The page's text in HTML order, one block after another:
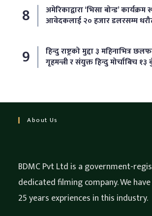
अमेरिकाद्वारा ‘भिसा बोन्ड’ कार्यक्रम
आवेदकलाई २० हजार डलरसम्म
हिन्दु राष्ट्रको मुद्दा ३ महिनाभित्र
गृहमन्त्री र संयुक्त हिन्दु मोर्चाबिच
About Us
BDMC Pvt Ltd is a government-
dedicated filming company. We
25 years expriences in this industry.